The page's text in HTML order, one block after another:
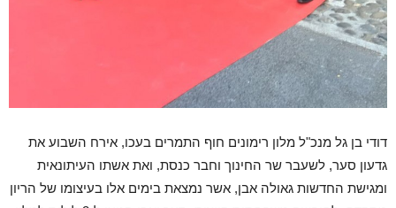
דודי בן גל מנכ"ל מלון רימונים חוף התמרים בעכו, אירח השבוע את
גדעון סער, לשעבר שר החינוך וחבר כנסת, ואת אשתו העיתונאית
ומגישת החדשות גאולה אבן, אשר נמצאת בימים אלו בעיצומו של הריון